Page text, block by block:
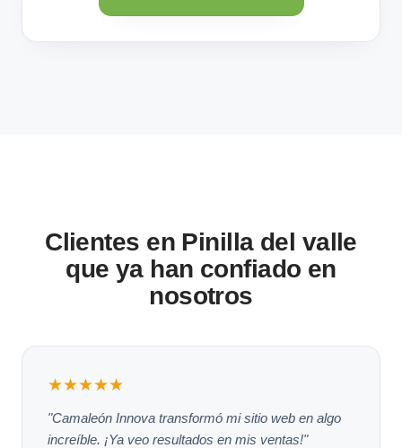
Clientes en Pinilla del valle
que ya han confiado en
nosotros
★★★★★
"Camaleón Innova transformó mi sitio web en algo
increíble. ¡Ya veo resultados en mis ventas!"